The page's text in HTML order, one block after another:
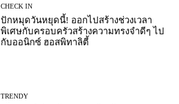
CHECK IN
ปักหมุดวันหยุดนี้! ออกไปสร้างช่วงเวลา
พิเศษกับครอบครัวสร้างความทรงจำดีๆ ไป
กับออนิกซ์ ฮอสพิทาลิตี้
TRENDY